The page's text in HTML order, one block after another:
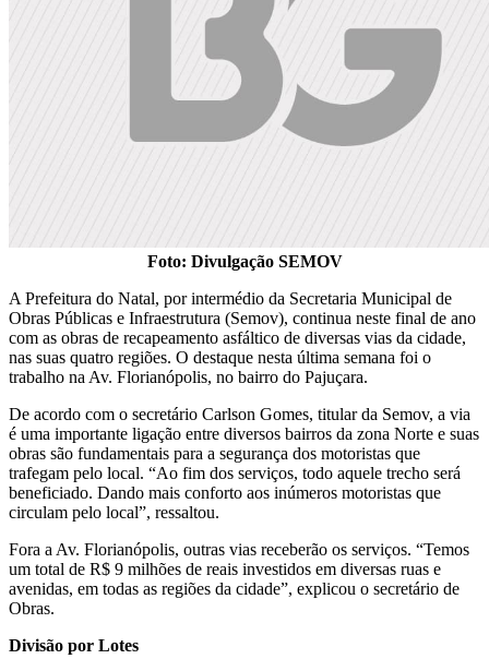
Foto: Divulgação SEMOV
A Prefeitura do Natal, por intermédio da Secretaria Municipal de
Obras Públicas e Infraestrutura (Semov), continua neste final de ano
com as obras de recapeamento asfáltico de diversas vias da cidade,
nas suas quatro regiões. O destaque nesta última semana foi o
trabalho na Av. Florianópolis, no bairro do Pajuçara.
De acordo com o secretário Carlson Gomes, titular da Semov, a via
é uma importante ligação entre diversos bairros da zona Norte e suas
obras são fundamentais para a segurança dos motoristas que
trafegam pelo local. “Ao fim dos serviços, todo aquele trecho será
beneficiado. Dando mais conforto aos inúmeros motoristas que
circulam pelo local”, ressaltou.
Fora a Av. Florianópolis, outras vias receberão os serviços. “Temos
um total de R$ 9 milhões de reais investidos em diversas ruas e
avenidas, em todas as regiões da cidade”, explicou o secretário de
Obras.
Divisão por Lotes